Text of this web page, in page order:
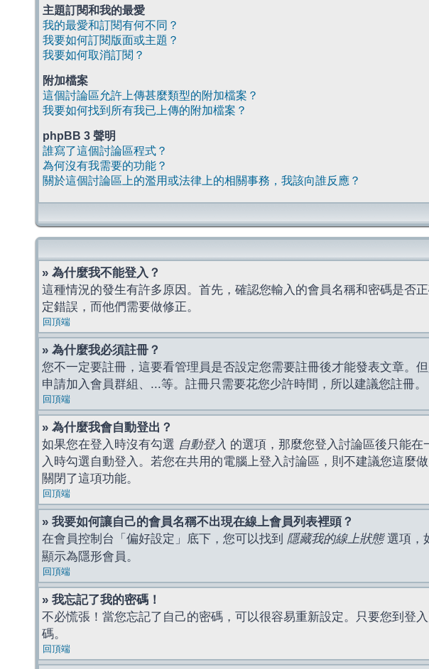
主題訂閱和我的最愛
我的最愛和訂閱有何不同？
我要如何訂閱版面或主題？
我要如何取消訂閱？
附加檔案
這個討論區允許上傳甚麼類型的附加檔案？
我要如何找到所有我已上傳的附加檔案？
phpBB 3 聲明
誰寫了這個討論區程式？
為何沒有我需要的功能？
關於這個討論區上的濫用或法律上的相關事務，我該向誰反應？
» 為什麼我不能登入？
這種情況的發生有許多原因。首先，確認您輸入的會員名稱和密碼是否
定錯誤，而他們需要做修正。
回頂端
» 為什麼我必須註冊？
您不一定要註冊，這要看管理員是否設定您需要註冊後才能發表文章。
申請加入會員群組、...等。註冊只需要花您少許時間，所以建議您註冊。
回頂端
» 為什麼我會自動登出？
如果您在登入時沒有勾選 自動登入 的選項，那麼您登入討論區後只能
入時勾選自動登入。若您在共用的電腦上登入討論區，則不建議您這麼
關閉了這項功能。
回頂端
» 我要如何讓自己的會員名稱不出現在線上會員列表裡頭？
在會員控制台「偏好設定」底下，您可以找到 隱藏我的線上狀態選項，
顯示為隱形會員。
回頂端
» 我忘記了我的密碼！
不必慌張！當您忘記了自己的密碼，可以很容易重新設定。只要您到登
碼。
回頂端